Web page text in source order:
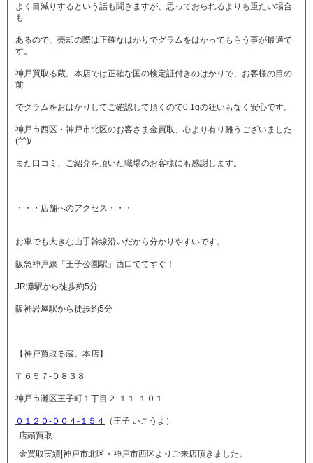
よく目減りするという話も聞きますが、思っておられるよりも重たい場合
も
あるので、売却の際は正確なはかりでグラムをはかってもらう事が最適で
す。
神戸買取る蔵。本店では正確な国の検定証付きのはかりで、お客様の目の
前
でグラムをおはかりしてご確認して頂くので0.1gの狂いもなく安心です。
神戸市西区・神戸市北区のお客さま金買取、心より有り難うございました
(^^)/
また口コミ、ご紹介を頂いた職場のお客様にも感謝します。
・・・店舗へのアクセス・・・
お車でも大きな山手幹線沿いだから分かりやすいです。
阪急神戸線「王子公園駅」西口でてすぐ！
JR灘駅から徒歩約5分
阪神岩屋駅から徒歩約5分
【神戸買取る蔵。本店】
〒６５７-０８３８
神戸市灘区王子町１丁目２-１１-１０１
０１２０-００４-１５４
（王子 いこうよ）
店頭買取
金買取実績|神戸市北区・神戸市西区よりご来店頂きました。